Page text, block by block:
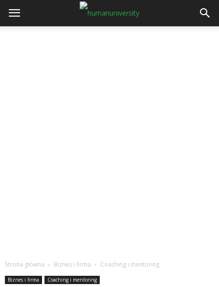
Strona główna Biznes i firma Coaching i mentoring
Biznes i firma Coaching i mentoring